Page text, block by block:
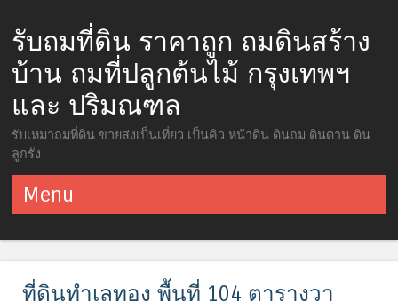
รับถมที่ดิน ราคาถูก ถมดินสร้าง
บ้าน ถมที่ปลูกต้นไม้ กรุงเทพฯ
และ ปริมณฑล
รับเหมาถมที่ดิน ขายส่งเป็นเที่ยว เป็นคิว หน้าดิน ดินถม ดินดาน ดิน
ลูกรัง
Menu
ที่ดินทำเลทอง พื้นที่ 104 ตารางวา